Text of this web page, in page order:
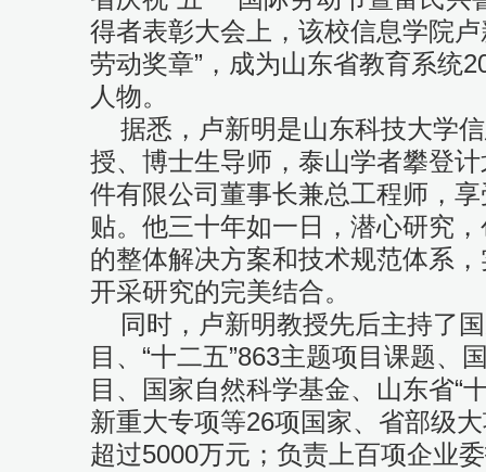
得者表彰大会上，该校信息学院
劳动奖章”，成为山东省教育系统
人物。
据悉，卢新明是山东科技大学
授、博士生导师，泰山学者攀登
件有限公司董事长兼总工程师，
贴。他三十年如一日，潜心研究
的整体解决方案和技术规范体系
开采研究的完美结合。
同时，卢新明教授先后主持了国
目、“十二五”863主题项目课题、
目、国家自然科学基金、山东省“
新重大专项等26项国家、省部级
超过5000万元；负责上百项企业